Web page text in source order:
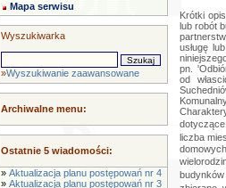
Mapa serwisu
Wyszukiwarka
»Wyszukiwanie zaawansowane
Archiwalne menu:
Ostatnie 5 wiadomości:
» Aktualizacja planu postępowań nr 4
» Aktualizacja planu postępowań nr 3
Krótki opis przedmiotu zamówienia (wielkość, zakres, rodzaj i ilość dostaw, usług lub robót budowlanych lub określenie zapotrzebowania i wymagań ) a w przypadku partnerstwa innowacyjnego - określenie zapotrzebowania na innowacyjny produkt, usługę lub roboty budowlane: 2.1. Opis przedmiotu zamówienia. 1) Przedmiotem niniejszego postępowania o udzielenie zamówienia publicznego jest realizacja usługi pn. 'Odbiór, transport i zagospodarowanie odpadów komunalnych pochodzących od włascicieli nieruchomości zamieszkałych i wchodzących w skład Gminy Suchedniów w 2018 r. oraz zorganizowanie Punktu Selektywnej Zbiórki Odpadów Komunalnych do dnia 31.12.2017 r. i prowadzenie PSZOK w 2018 r.'. 2) Charakterystyka terenu objętego odbiorem odpadów komunalnych - dane dotyczące Gminy Suchedniów:  obszar Gminy Suchedniów wynosi 7, 495 ha,  liczba mieszkańców na dzień 30.06.2017 r. wynosiła - 10 243,  liczba gospodarstw domowych wynosi - 3400 (2552 w zabudowie jednorodzinnej, 848 w zabudowie wielorodzinnej,  liczba budynków jednorodzinnych zamieszkanych - 2668,  liczba budynków wielorodzinnych - 30. 3) Odbiorem zostana objęte:  odpady komunalne zbierane w sposób nieselektywny (zmieszane odpady